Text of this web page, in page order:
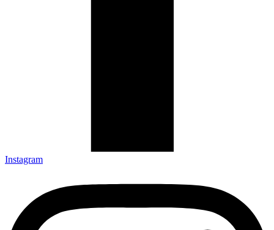
Instagram